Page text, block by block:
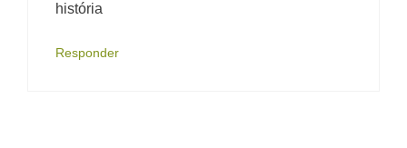
história
Responder